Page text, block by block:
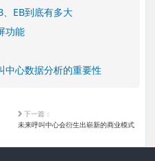
EB到底有多大
功能
中心数据分析的重要性
下一篇：
未来呼叫中心会衍生出崭新的商业模式